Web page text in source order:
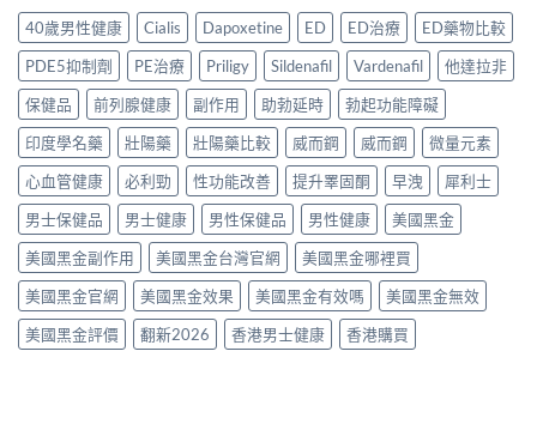
清
楚〉
中
家
實
測
評
價〉
中
用、
安
全
服
方
法
與
正
貨
購
買
指
南〉
中
購
買
渠
道
價
錢
完
整
指
南〉
中
買
先
安
心？
2026
年
香
港
延
時
噴
霧
購
買
指
南〉
中
40歲男性健康 Cialis Dapoxetine ED ED治療
ED藥物比較
PDE5抑制劑
PE治療 Priligy Sildenafil Vardenafil
他達拉非
保健品
前列腺健康 副作用 助勃延時
勃起功能障礙
印度學名藥
壯陽藥 壯陽藥比較 威而鋼 威而鋼
微量元素
心血管健康
必利勁 性功能改善 提升睪固酮 早洩
犀利士
男士保健品
男士健康 男性保健品 男性健康
美國黑金
美國黑金副作用
美國黑金台灣官網
美國黑金哪裡買
美國黑金官網
美國黑金效果 美國黑金有效嗎
美國黑金無效
美國黑金評價
翻新2026 香港男士健康 香港購買